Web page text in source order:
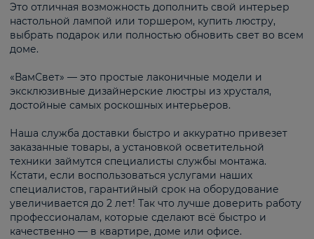
Это отличная возможность дополнить свой интерьер
настольной лампой или торшером, купить люстру,
выбрать подарок или полностью обновить свет во всем
доме.
«ВамСвет» — это простые лаконичные модели и
эксклюзивные дизайнерские люстры из хрусталя,
достойные самых роскошных интерьеров.
Наша служба доставки быстро и аккуратно привезет
заказанные товары, а установкой осветительной
техники займутся специалисты службы монтажа.
Кстати, если воспользоваться услугами наших
специалистов, гарантийный срок на оборудование
увеличивается до 2 лет! Так что лучше доверить работу
профессионалам, которые сделают всё быстро и
качественно — в квартире, доме или офисе.